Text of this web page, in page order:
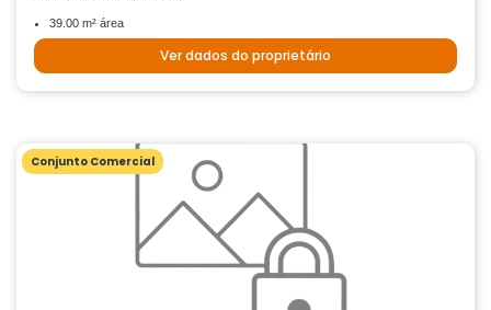
39.00 m² área
Ver dados do proprietário
Conjunto Comercial